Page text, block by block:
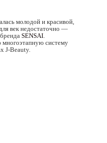
молодой и красивой,
век недостаточно —
SENSAI.
многоэтапную систему
J-Beauty.